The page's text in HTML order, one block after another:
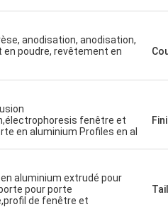
anodisation, anodisation,
poudre, revêtement en
fenêtre et
en aluminium Profiles en al
aluminium extrudé pour
pour porte
de fenêtre et